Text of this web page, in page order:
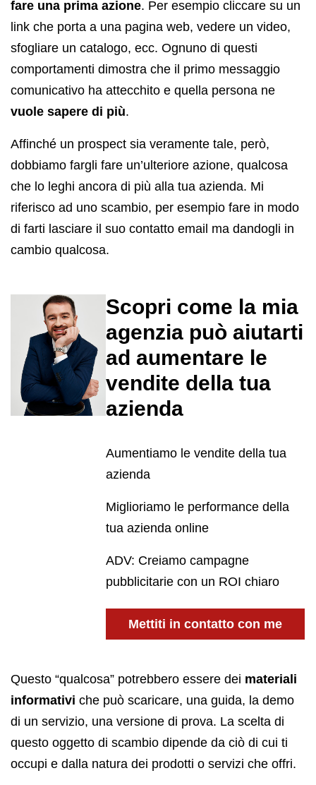
fare una prima azione. Per esempio cliccare su un
link che porta a una pagina web, vedere un video,
sfogliare un catalogo, ecc. Ognuno di questi
comportamenti dimostra che il primo messaggio
comunicativo ha attecchito e quella persona ne
vuole sapere di più.
Affinché un prospect sia veramente tale, però,
dobbiamo fargli fare un’ulteriore azione, qualcosa
che lo leghi ancora di più alla tua azienda. Mi
riferisco ad uno scambio, per esempio fare in modo
di farti lasciare il suo contatto email ma dandogli in
cambio qualcosa.
Scopri come la mia
agenzia può aiutarti
ad aumentare le
vendite della tua
azienda
Aumentiamo le vendite della tua
azienda
Miglioriamo le performance della
tua azienda online
ADV: Creiamo campagne
pubblicitarie con un ROI chiaro
Mettiti in contatto con me
Questo “qualcosa” potrebbero essere dei materiali
informativi che può scaricare, una guida, la demo
di un servizio, una versione di prova. La scelta di
questo oggetto di scambio dipende da ciò di cui ti
occupi e dalla natura dei prodotti o servizi che offri.